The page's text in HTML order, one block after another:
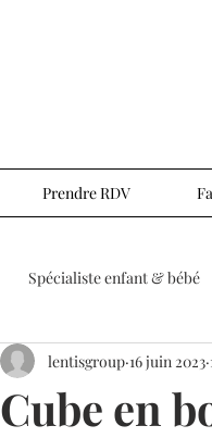
Prendre RDV
Spécialiste enfant & bébé
Cube en
lentisgroup 16 juin 2023